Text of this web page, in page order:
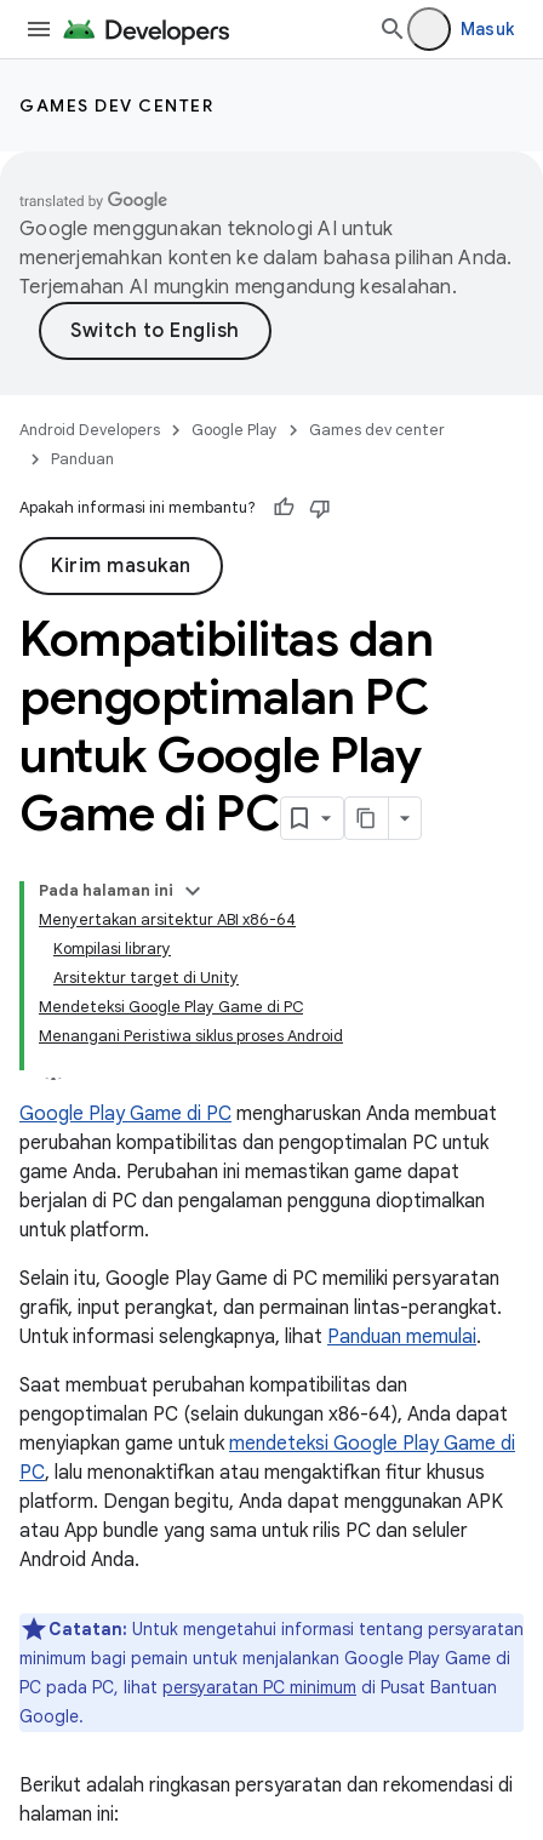
Masuk
GAMES DEV CENTER
Google menggunakan teknologi AI untuk
menerjemahkan konten ke dalam bahasa pilihan Anda.
Terjemahan AI mungkin mengandung kesalahan.
Android Developers Google Play
Games dev center
Panduan
Apakah informasi ini membantu?
Kirim masukan
Kompatibilitas dan
pengoptimalan PC
untuk Google Play
Game di PC
Pada halaman ini
Menyertakan arsitektur ABI x86-64
Kompilasi library
Arsitektur target di Unity
Mendeteksi Google Play Game di PC
Menangani Peristiwa siklus proses Android
Google Play Game di PC mengharuskan Anda membuat
perubahan kompatibilitas dan pengoptimalan PC untuk
game Anda. Perubahan ini memastikan game dapat
berjalan di PC dan pengalaman pengguna dioptimalkan
untuk platform.
Selain itu, Google Play Game di PC memiliki persyaratan
grafik, input perangkat, dan permainan lintas-perangkat.
Untuk informasi selengkapnya, lihat Panduan memulai.
Saat membuat perubahan kompatibilitas dan
pengoptimalan PC (selain dukungan x86-64), Anda dapat
menyiapkan game untuk mendeteksi Google Play Game di
PC, lalu menonaktifkan atau mengaktifkan fitur khusus
platform. Dengan begitu, Anda dapat menggunakan APK
atau App bundle yang sama untuk rilis PC dan seluler
Android Anda.
Catatan: Untuk mengetahui informasi tentang persyaratan
minimum bagi pemain untuk menjalankan Google Play Game di
PC pada PC, lihat persyaratan PC minimum di Pusat Bantuan
Google.
Berikut adalah ringkasan persyaratan dan rekomendasi di
halaman ini: